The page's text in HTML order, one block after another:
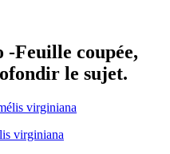
-Feuille coupée,
le sujet.
virginiana